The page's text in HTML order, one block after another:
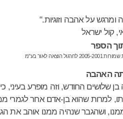
ומרגש על אהבה וזוגיות."
קול ישראל
הספר
הוצאה לאור בע"מ
האהבה
בן שלושים החודש, וזה מופרע בעיני,
למרות שהוא בן-אדם אחר לגמרי
ושהגבר שנהיה ממנו אוהב את